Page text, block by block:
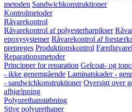
metoden Sandwichkonstruktioner
Kontrolmetoder
Råvarekontrol
Råvarekontrol af polyesterharpikser
epoxysystemer Råvarekontrol af
prepreges Produktionskontrol
Reparationsmetoder
Principper for reparation Gelcoat- og
- ikke genemgående Laminatskader -
- sandwichkonstruktioner Oversigt over
afhjælpning
Polyurethanstøbning
Stive polyurethaner